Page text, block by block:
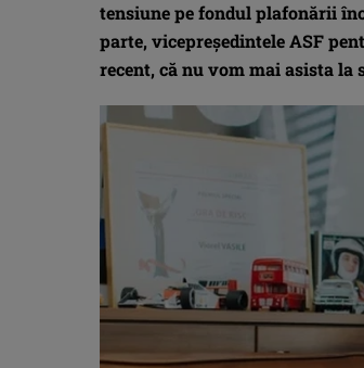
tensiune pe fondul plafonării
parte, vicepreședintele ASF
recent, că nu vom mai asista